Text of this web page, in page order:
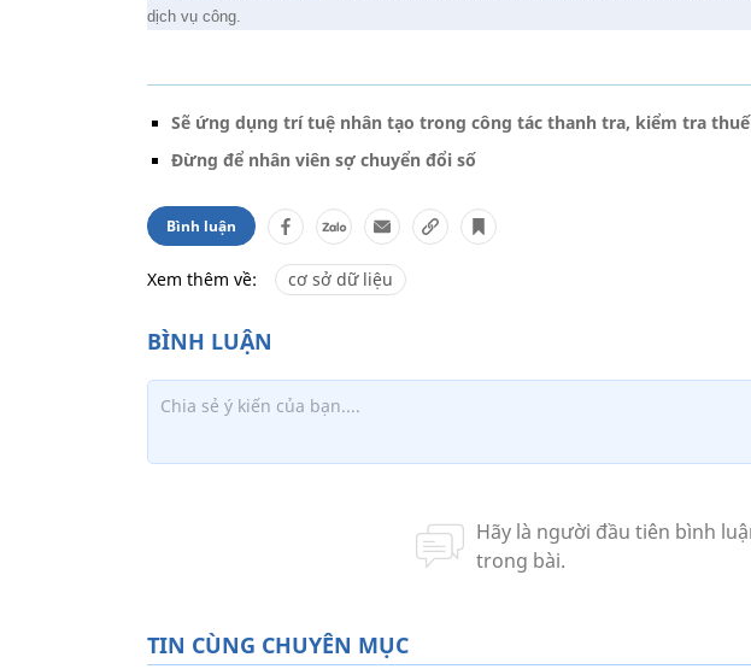
dịch vụ công.
Sẽ ứng dụng trí tuệ nhân tạo trong công tác thanh tra, kiểm tra thuế
Đừng để nhân viên sợ chuyển đổi số
Bình luận
Xem thêm về: cơ sở dữ liệu
TIN CÙNG CHUYÊN MỤC